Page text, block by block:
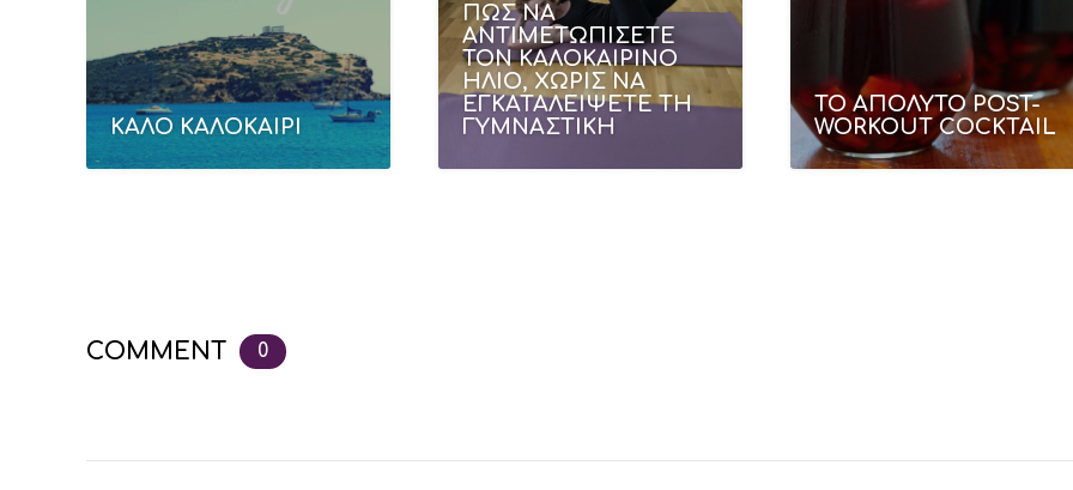
ΚΑΛΟ ΚΑΛΟΚΑΙΡΙ
ΠΩΣ ΝΑ
ΑΝΤΙΜΕΤΩΠΙΣΕΤΕ
ΤΟΝ ΚΑΛΟΚΑΙΡΙΝΟ
ΗΛΙΟ, ΧΩΡΙΣ ΝΑ
ΕΓΚΑΤΑΛΕΙΨΕΤΕ ΤΗ
ΓΥΜΝΑΣΤΙΚΗ
ΤΟ ΑΠΟΛΥΤΟ POST-
WORKOUT COCKTAIL
COMMENT 0